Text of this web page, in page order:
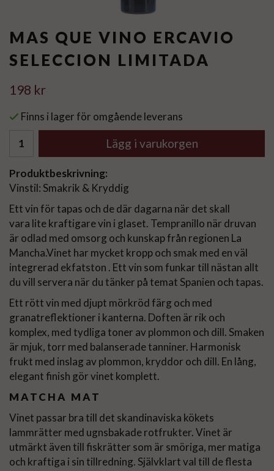
MAS QUE VINO ERCAVIO
SELECCION LIMITADA
198 kr
Finns i lager för omgående leverans
Lägg i varukorgen
Produktbeskrivning:
Vinstil: Smakrik & Kryddig
Ett vin för tapas och de där dagarna när det skall
vara lite kraftigare vin i glaset. Tempranillo när druvan
är odlad med omsorg och kunskap från regionen La
Mancha.Vinet har mycket kropp och smak med en väl
integrerad ekfatston . Ett vin som funkar till nästan allt
du vill servera när du tänker på temat Spanien och tapas.
Ett rött vin med djupt mörkröd färg och med
granatreflektioner i kanterna. Doften är rik och
komplex, med tydliga toner av plommon och dill. Smaken
är mjuk, torr med balanserade tanniner. Harmonisk
frukt med inslag av plommon, kryddor och dill. En lång,
elegant finish gör vinet komplett.
MATCHA MAT
Vinet passar bra till det skandinaviska kökets
lammrätter med ugnsbakade rotfrukter. Vinet är
utmärkt även till fiskrätter som är smöriga, mer matiga
och kraftiga i sin tillredning. Självklart val till de flesta